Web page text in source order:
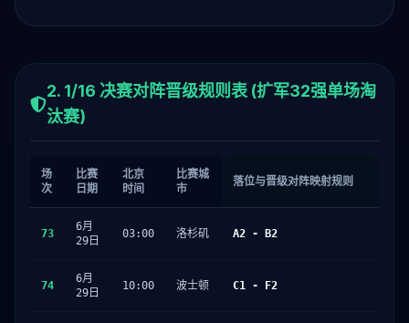
2. 1/16 决赛对阵晋级规则表 (扩军32强单场淘
汰赛)
场
次
比赛
日期
北京
时间
比赛城
市
落位与晋级对阵映射规则
73
6月
29日
03:00 洛杉矶 A2 - B2
74
6月
29日
10:00 波士顿 C1 - F2